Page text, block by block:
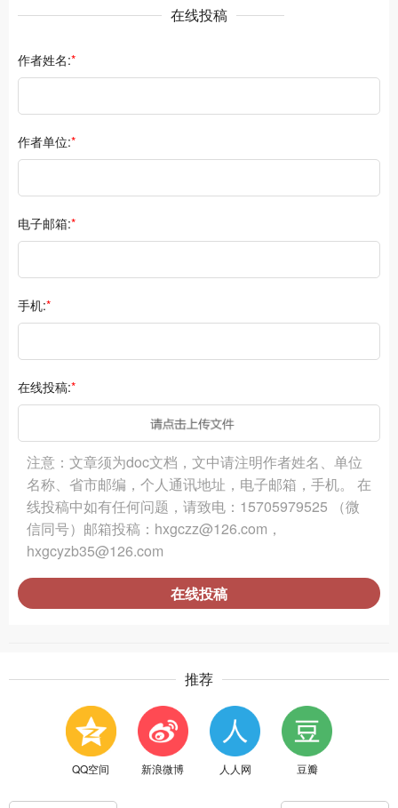
在线投稿
作者姓名:*
作者单位:*
电子邮箱:*
手机:*
在线投稿:*
注意：文章须为doc文档，文中请注明作者姓名、单位
名称、省市邮编，个人通讯地址，电子邮箱，手机。 在
线投稿中如有任何问题，请致电：15705979525 （微
信同号）邮箱投稿：hxgczz@126.com，
hxgcyzb35@126.com
在线投稿
推荐
QQ空间 新浪微博 人人网 豆瓣